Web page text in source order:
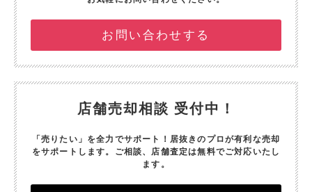
お問い合わせする
店舗売却相談 受付中！
「売りたい」を全力でサポート！ 居抜きのプロが有利な売却
をサポートします。 ご相談、店舗査定は無料でご対応いたし
ます。